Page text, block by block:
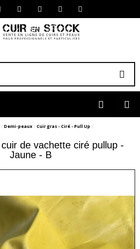
Demi-peaux Cuir gras - Ciré - Pull Up
de vachette ciré pullup -
Jaune - B